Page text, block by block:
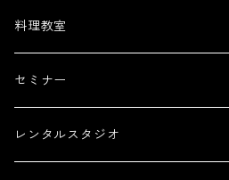
料理教室
セミナー
レンタルスタジオ